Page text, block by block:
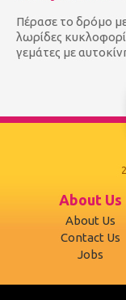
Πέρασε το δρόμο
λωρίδες
γεμάτες με
About Us
About Us
Contact Us
Jobs